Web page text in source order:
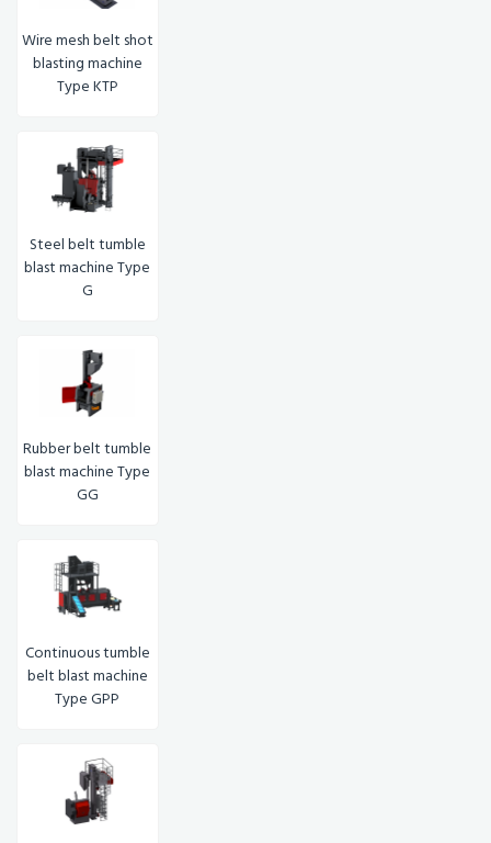
Wire mesh belt shot
blasting machine
Type KTP
Steel belt tumble
blast machine Type
G
Rubber belt tumble
blast machine Type
GG
Continuous tumble
belt blast machine
Type GPP